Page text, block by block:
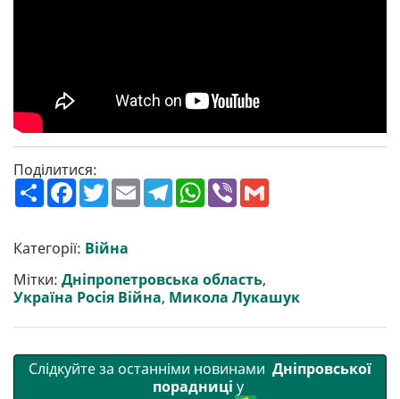
Поділитися:
П
о
р
и
т
и
F
a
b
o
o
k
T
w
t
e
r
E
m
T
e
a
m
W
h
p
p
V
Категорії: Війна
Мітки: Дніпропетровська область,
Україна Росія Війна, Микола Лукашук
Слідкуйте за останніми новинами Дніпровської
порадниці у